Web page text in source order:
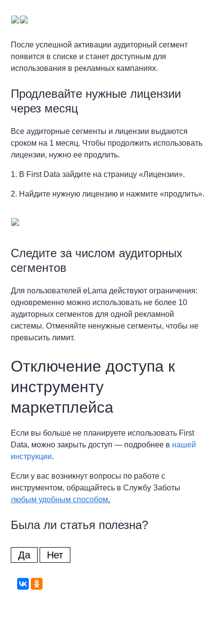
После успешной активации аудиторный сегмент
появится в списке и станет доступным для
использования в рекламных кампаниях.
Продлевайте нужные лицензии
через месяц
Все аудиторные сегменты и лицензии выдаются
сроком на 1 месяц. Чтобы продолжить использовать
лицензии, нужно ее продлить.
1. В First Data зайдите на страницу «Лицензии».
2. Найдите нужную лицензию и нажмите «продлить».
Следите за числом аудиторных
сегментов
Для пользователей eLama действуют ограничения:
одновременно можно использовать не более 10
аудиторных сегментов для одной рекламной
системы. Отменяйте ненужные сегменты, чтобы не
превысить лимит.
Отключение доступа к
инструменту
маркетплейса
Если вы больше не планируете использовать First
Data, можно закрыть доступ — подробнее в нашей
инструкции.
Если у вас возникнут вопросы по работе с
инструментом, обращайтесь в Службу Заботы
любым удобным способом.
Была ли статья полезна?
Да Нет